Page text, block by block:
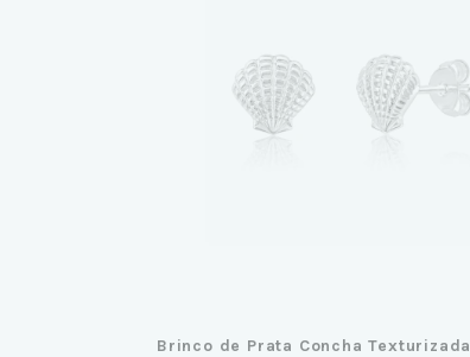
Brinco de Prata Concha Texturizada